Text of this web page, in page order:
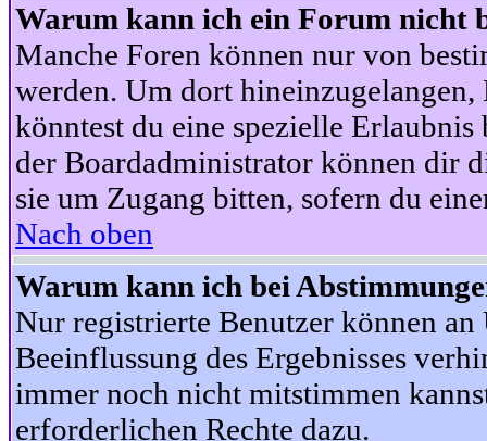
Warum kann ich ein Forum nicht
Manche Foren können nur von
werden. Um dort hineinzugelangen,
könntest du eine spezielle
der Boardadministrator können dir
sie um Zugang bitten, sofern du
Nach oben
Warum kann ich bei
Nur registrierte Benutzer können
Beeinflussung des Ergebnisses
immer noch nicht mitstimmen
erforderlichen Rechte dazu.